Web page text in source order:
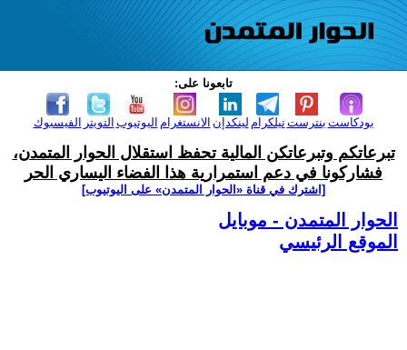
تابعونا على:
الفيسبوك التويتر اليوتيوب الانستغرام لينكدإن تيلكرامبنترست بودكاست
تبرعاتكم وتبرعاتكن المالية تحفظ استقلال الحوار المتمدن،
فشاركونا في دعم استمرارية هذا الفضاء اليساري الحر
[اشترك في قناة ‫«الحوار المتمدن» على اليوتيوب]
الحوار المتمدن - موبايل
الموقع الرئيسي